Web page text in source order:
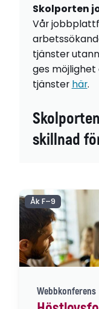
Skolporten
Vår
tjänster
ges möjlighet
tjänster här.
skillnad
Webbkonferens
Åk F–9